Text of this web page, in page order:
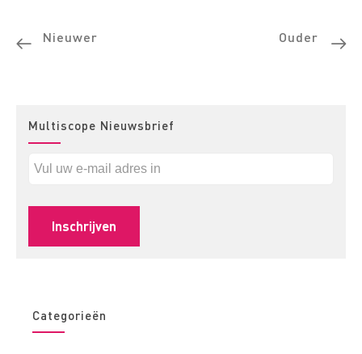
Nieuwer Ouder
Multiscope Nieuwsbrief
Categorieën